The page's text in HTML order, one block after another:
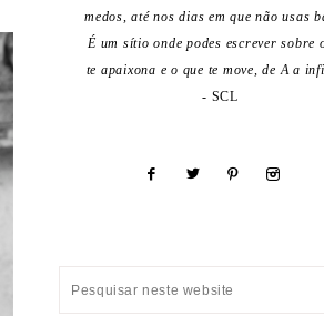
medos, até nos dias em que não usas
É um sítio onde podes escrever sobre
te apaixona e o que te move, de A a
- SCL